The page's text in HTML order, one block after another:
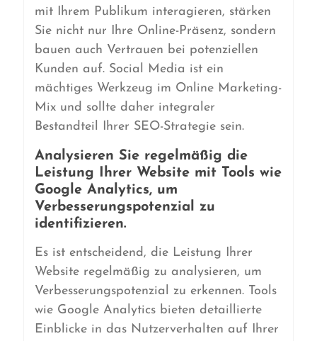
mit Ihrem Publikum interagieren, stärken
Sie nicht nur Ihre Online-Präsenz, sondern
bauen auch Vertrauen bei potenziellen
Kunden auf. Social Media ist ein
mächtiges Werkzeug im Online Marketing-
Mix und sollte daher integraler
Bestandteil Ihrer SEO-Strategie sein.
Analysieren Sie regelmäßig die
Leistung Ihrer Website mit Tools wie
Google Analytics, um
Verbesserungspotenzial zu
identifizieren.
Es ist entscheidend, die Leistung Ihrer
Website regelmäßig zu analysieren, um
Verbesserungspotenzial zu erkennen. Tools
wie Google Analytics bieten detaillierte
Einblicke in das Nutzerverhalten auf Ihrer